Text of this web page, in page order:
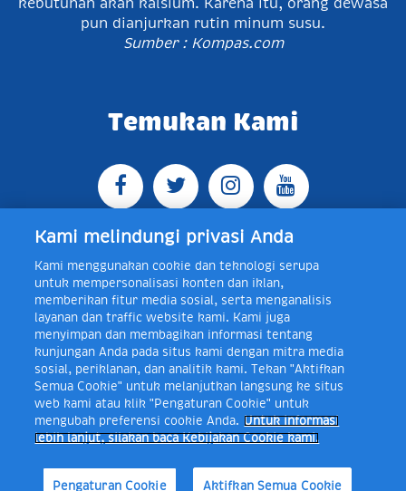
kebutuhan akan kalsium. Karena itu, orang dewasa
pun dianjurkan rutin minum susu.
Sumber : Kompas.com
Temukan Kami
Jl. Raya Bogor KM 5, Pasar Rebo, Jakarta Timur,
Indonesia 13760
Telp +62 21 8410945 | PO BOX
4074 Jakarta 13760 Indonesia
Toll Free Layanan Peduli Frisian Flag 0-80018-21-406;
Senin - Jumat, 08:00 - 16:30 WIB, E-mail:
layanan.peduli@frieslandcampina.com
Frisian Flag Indonesia is a subsidiary of Royal FrieslandCampina N.V.
Copyright © 2017. All rights reserved.
Kebijakan Privasi
Kami melindungi privasi Anda
Kami menggunakan cookie dan teknologi serupa
untuk mempersonalisasi konten dan iklan,
memberikan fitur media sosial, serta menganalisis
layanan dan traffic website kami. Kami juga
menyimpan dan membagikan informasi tentang
kunjungan Anda pada situs kami dengan mitra media
sosial, periklanan, dan analitik kami. Tekan "Aktifkan
Semua Cookie" untuk melanjutkan langsung ke situs
web kami atau klik "Pengaturan Cookie" untuk
mengubah preferensi cookie Anda.
Untuk informasi
lebih lanjut, silakan baca Kebijakan Cookie kami.
Pengaturan Cookie Aktifkan Semua Cookie